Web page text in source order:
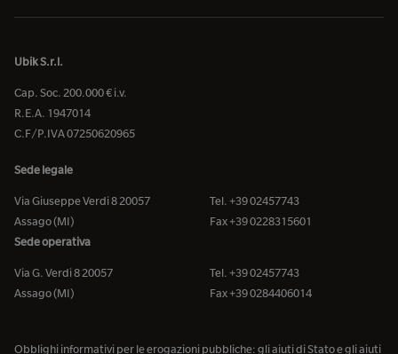
Ubik S.r.l.
Cap. Soc. 200.000 € i.v.
R.E.A. 1947014
C.F/P.IVA 07250620965
Sede legale
Via Giuseppe Verdi 8 20057
Assago (MI)
Tel. +39 02457743
Fax +39 0228315601
Sede operativa
Via G. Verdi 8 20057
Assago (MI)
Tel. +39 02457743
Fax +39 0284406014
Obblighi informativi per le erogazioni pubbliche: gli aiuti di Stato e gli aiuti